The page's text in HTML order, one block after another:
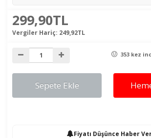
299,90TL
Vergiler Hariç: 249,92TL
353 kez
Sepete Ekle
Fiyatı Düşünce Haber